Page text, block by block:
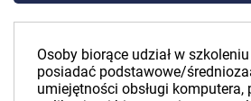
Osoby biorące udział w
posiadać podstawowe/
umiejętności obsługi komputera,